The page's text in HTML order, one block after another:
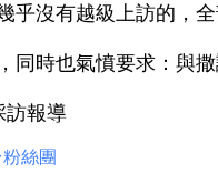
乎沒有越級上訪的，
同時也氣憤要求：與撒
訪報導
絲團